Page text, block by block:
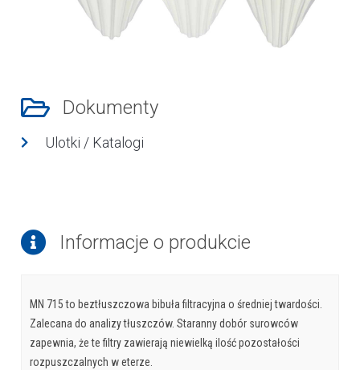
Dokumenty
Ulotki / Katalogi
Informacje o produkcie
MN 715 to beztłuszczowa bibuła filtracyjna o średniej twardości.
Zalecana do analizy tłuszczów. Staranny dobór surowców
zapewnia, że ​​te filtry zawierają niewielką ilość pozostałości
rozpuszczalnych w eterze.